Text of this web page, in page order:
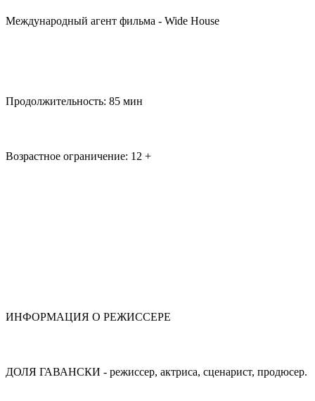
Международный агент фильма - Wide House
Продолжительность: 85 мин
Возрастное ограничение: 12 +
ИНФОРМАЦИЯ О РЕЖИССЕРЕ
ДОЛЯ ГАВАНСКИ - режиссер, актриса, сценарист, продюсер.